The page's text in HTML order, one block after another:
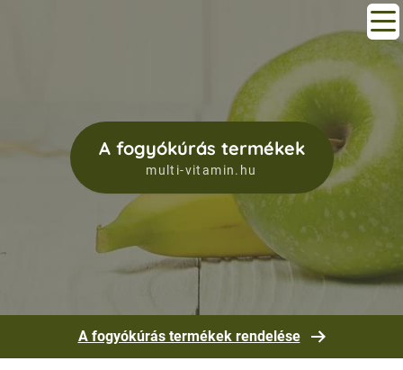
A fogyókúrás termékek
multi-vitamin.hu
A fogyókúrás termékek rendelése